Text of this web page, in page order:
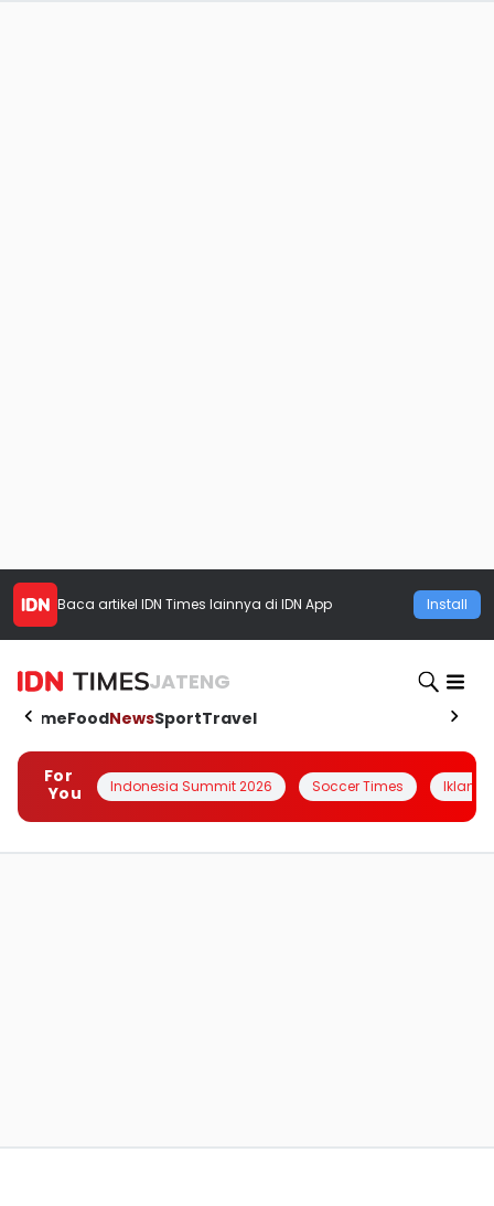
Baca artikel IDN Times lainnya di IDN App Install
JATENG
HomeFoodNewsSportTravel
For
You
Indonesia Summit 2026 Soccer Times Iklanin